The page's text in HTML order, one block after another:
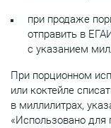
при продаже
отправить в
с указанием
При порционном
или коктейле
в миллилитрах,
«Использовано для